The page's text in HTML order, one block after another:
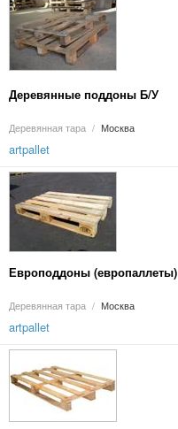
Деревянные поддоны Б/У
Деревянная тара / Москва
artpallet
Европоддоны (европаллеты)
Деревянная тара / Москва
artpallet